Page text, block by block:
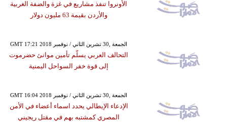
الأونروا تنفذ مشاريع في غزة والضفة الغربية
والأردن بقيمة 63 مليون دولار
GMT 17:21 2018 الجمعة ,30 تشرين الثاني / نوفمبر
التحالف العربي يسلّم تأمين موانئ حضرموت
إلى قوة خفر السواحل اليمنية
GMT 16:04 2018 الجمعة ,30 تشرين الثاني / نوفمبر
الإدعاء الإيطالي يحدد اسماء أعضاء في الأمن
المصري كمشتبه بهم في مقتل ريجيني